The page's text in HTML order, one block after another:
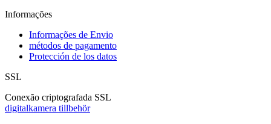
Informações
Informações de Envio
métodos de pagamento
Protección de los datos
SSL
Conexão criptografada SSL
digitalkamera tillbehör